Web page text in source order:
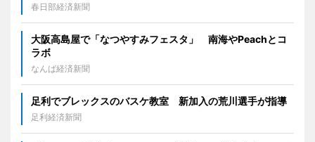
春日部経済新聞
大阪高島屋で「なつやすみフェスタ」 南海やPeachとコ
ラボ
なんば経済新聞
足利でブレックスのバスケ教室 新加入の荒川選手が指導
足利経済新聞